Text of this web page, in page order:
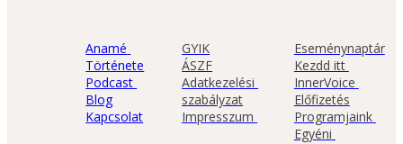
Anamé
Története
Podcast
Blog
Kapcsolat
GYIK
ÁSZF
Adatkezelési
szabályzat
Eseménynaptár
Kezdd itt
InnerVoice
Előfizetés
Programjaink
Egyéni